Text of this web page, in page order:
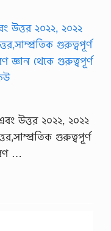
উত্তর ২০২২, ২০২২
গুরুত্বপূর্ণ
…